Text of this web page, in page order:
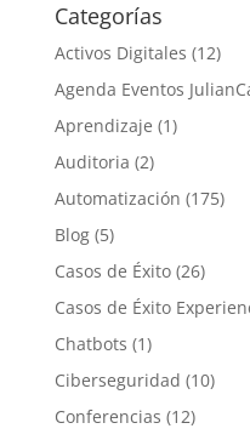
Categorías
Activos Digitales (12)
Agenda Eventos
Aprendizaje (1)
Auditoria (2)
Automatización (175)
Blog(5)
Casos de Éxito(26)
Casos de Éxito
Chatbots (1)
Ciberseguridad (10)
Conferencias (12)